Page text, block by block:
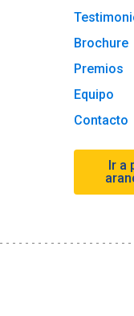
Brochure
Premios
Equipo
Contacto
Ir a